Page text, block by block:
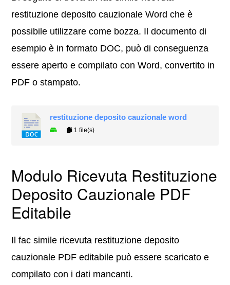
restituzione deposito cauzionale Word che è
possibile utilizzare come bozza. Il documento di
esempio è in formato DOC, può di conseguenza
essere aperto e compilato con Word, convertito in
PDF o stampato.
restituzione deposito cauzionale word
1 file(s)
Modulo Ricevuta Restituzione
Deposito Cauzionale PDF
Editabile
Il fac simile ricevuta restituzione deposito
cauzionale PDF editabile può essere scaricato e
compilato con i dati mancanti.